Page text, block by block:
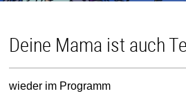
Deine Mama ist auch
wieder im Programm